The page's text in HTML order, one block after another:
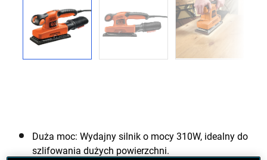
Duża moc: Wydajny silnik o mocy 310W, idealny do
szlifowania dużych powierzchni.